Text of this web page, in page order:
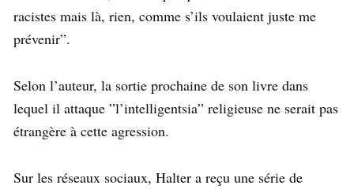
racistes mais là, rien, comme s’ils voulaient juste me
prévenir”.
Selon l’auteur, la sortie prochaine de son livre dans
lequel il attaque ”l’intelligentsia” religieuse ne serait pas
étrangère à cette agression.
Sur les réseaux sociaux, Halter a reçu une série de